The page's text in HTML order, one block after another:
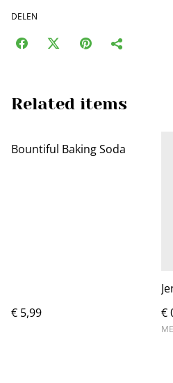
DELEN
Related items
Bountiful Baking Soda
€ 5,99
€